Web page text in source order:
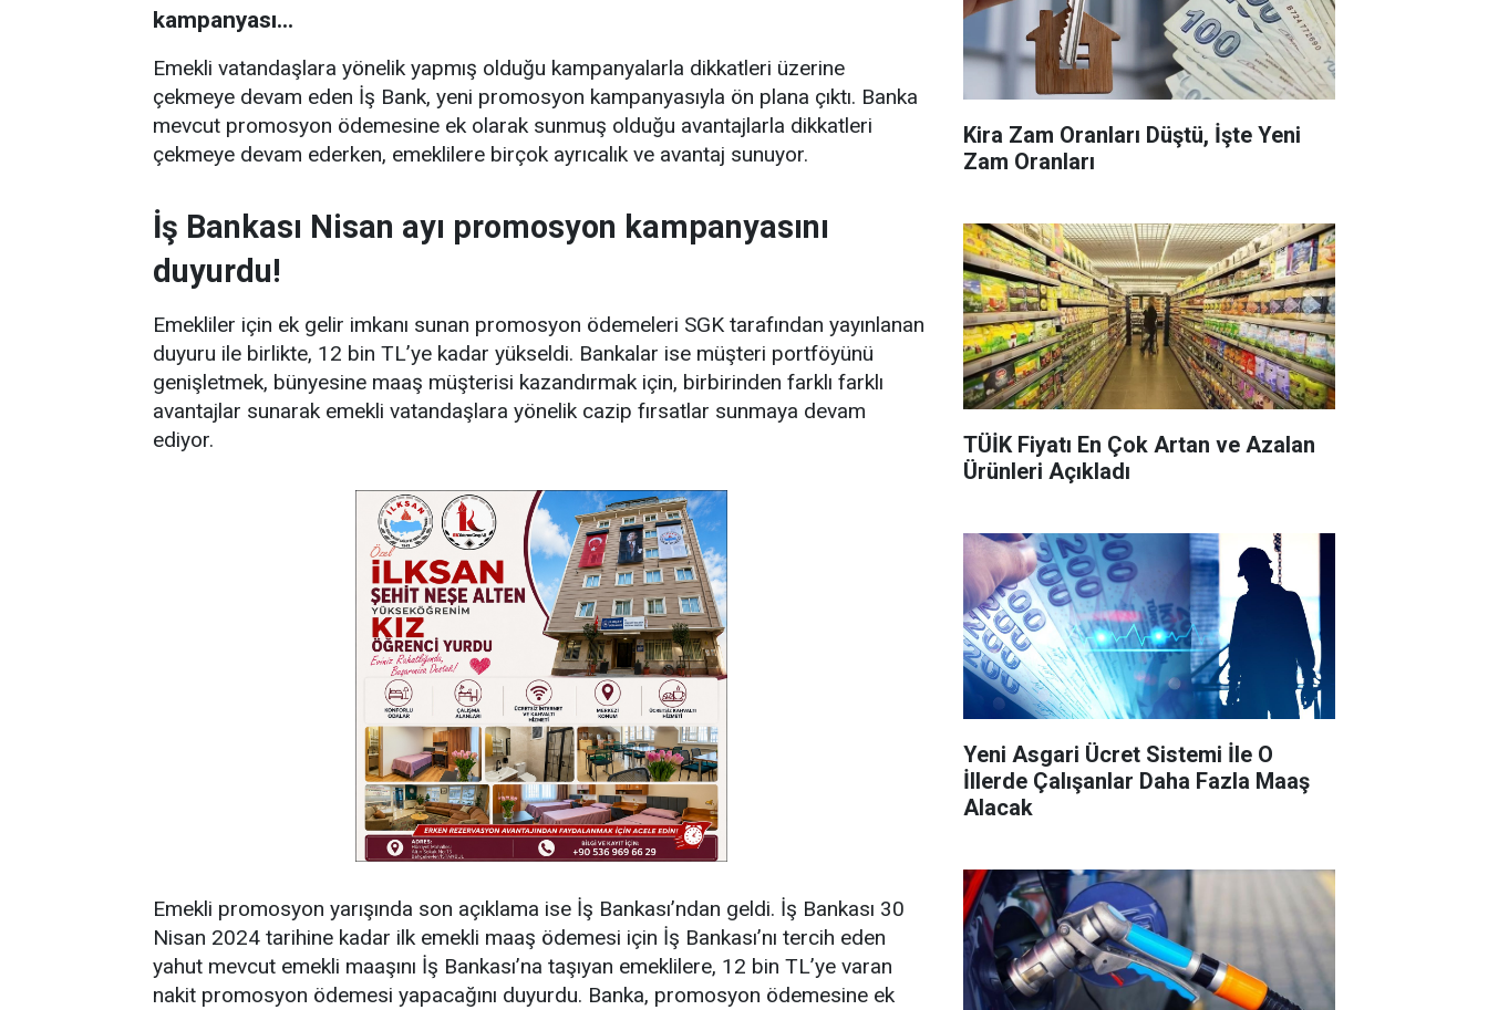
kampanyası...
Emekli vatandaşlara yönelik yapmış olduğu kampanyalarla dikkatleri üzerine
çekmeye devam eden İş Bank, yeni promosyon kampanyasıyla ön plana çıktı. Banka
mevcut promosyon ödemesine ek olarak sunmuş olduğu avantajlarla dikkatleri
çekmeye devam ederken, emeklilere birçok ayrıcalık ve avantaj sunuyor.
İş Bankası Nisan ayı promosyon kampanyasını
duyurdu!
Emekliler için ek gelir imkanı sunan promosyon ödemeleri SGK tarafından yayınlanan
duyuru ile birlikte, 12 bin TL’ye kadar yükseldi. Bankalar ise müşteri portföyünü
genişletmek, bünyesine maaş müşterisi kazandırmak için, birbirinden farklı farklı
avantajlar sunarak emekli vatandaşlara yönelik cazip fırsatlar sunmaya devam
ediyor.
Emekli promosyon yarışında son açıklama ise İş Bankası’ndan geldi. İş Bankası 30
Nisan 2024 tarihine kadar ilk emekli maaş ödemesi için İş Bankası’nı tercih eden
yahut mevcut emekli maaşını İş Bankası’na taşıyan emeklilere, 12 bin TL’ye varan
nakit promosyon ödemesi yapacağını duyurdu. Banka, promosyon ödemesine ek
Kira Zam Oranları Düştü, İşte Yeni
Zam Oranları
TÜİK Fiyatı En Çok Artan ve Azalan
Ürünleri Açıkladı
Yeni Asgari Ücret Sistemi İle O
İllerde Çalışanlar Daha Fazla Maaş
Alacak